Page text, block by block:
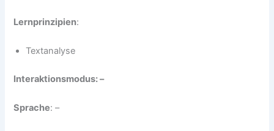
Lernprinzipien:
Textanalyse
Interaktionsmodus: –
Sprache: –